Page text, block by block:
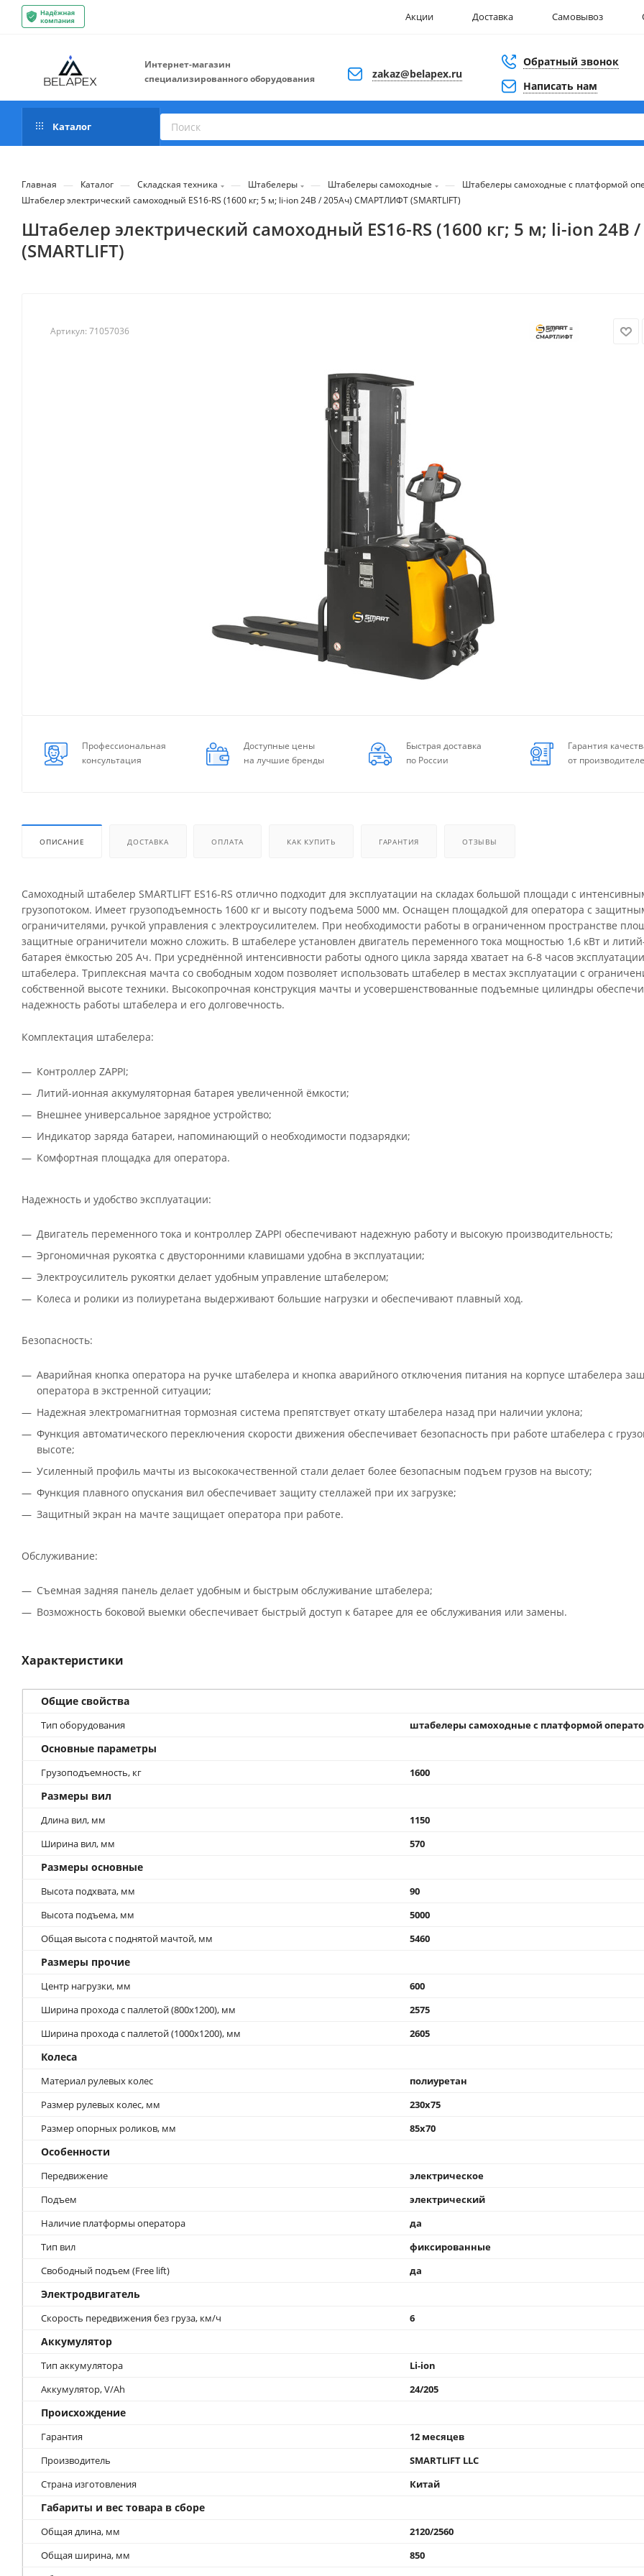
Акции Доставка Самовывоз
Интернет-магазин
специализированного оборудования
zakaz@belapex.ru
Обратный звонок
Написать нам
Каталог
Главная — Каталог — Складская техника — Штабелеры — Штабелеры самоходные —
Штабелеры самоходные с платформой
Штабелер электрический самоходный ES16-RS (1600 кг; 5 м; li-ion 24В / 205Ач) СМАРТЛИФТ (SMARTLIFT)
Штабелер электрический самоходный ES16-RS (1600 кг; 5 м; li-ion
(SMARTLIFT)
Артикул: 71057036
Профессиональная
консультация
Доступные цены
на лучшие бренды
Быстрая доставка
по России
Гарантия
от
ОПИСАНИЕ ДОСТАВКА ОПЛАТА КАК КУПИТЬ ГАРАНТИЯ ОТЗЫВЫ
Самоходный штабелер SMARTLIFT ES16-RS отлично подходит для эксплуатации на складах большой площади с
грузопотоком. Имеет грузоподъемность 1600 кг и высоту подъема 5000 мм. Оснащен площадкой для оператора с
ограничителями, ручкой управления с электроусилителем. При необходимости работы в ограниченном пространстве
защитные ограничители можно сложить. В штабелере установлен двигатель переменного тока мощностью 1,6 кВт и
батарея ёмкостью 205 Ач. При усреднённой интенсивности работы одного цикла заряда хватает на 6-8 часов эксплуатации
штабелера. Триплексная мачта со свободным ходом позволяет использовать штабелер в местах эксплуатации с
собственной высоте техники. Высокопрочная конструкция мачты и усовершенствованные подъемные цилиндры
надежность работы штабелера и его долговечность.
Комплектация штабелера:
Контроллер ZAPPI;
Литий-ионная аккумуляторная батарея увеличенной ёмкости;
Внешнее универсальное зарядное устройство;
Индикатор заряда батареи, напоминающий о необходимости подзарядки;
Комфортная площадка для оператора.
Надежность и удобство эксплуатации:
Двигатель переменного тока и контроллер ZAPPI обеспечивают надежную работу и высокую производительность;
Эргономичная рукоятка с двусторонними клавишами удобна в эксплуатации;
Электроусилитель рукоятки делает удобным управление штабелером;
Колеса и ролики из полиуретана выдерживают большие нагрузки и обеспечивают плавный ход.
Безопасность:
Аварийная кнопка оператора на ручке штабелера и кнопка аварийного отключения питания на корпусе штабелера
оператора в экстренной ситуации;
Надежная электромагнитная тормозная система препятствует откату штабелера назад при наличии уклона;
Функция автоматического переключения скорости движения обеспечивает безопасность при работе штабелера с
высоте;
Усиленный профиль мачты из высококачественной стали делает более безопасным подъем грузов на высоту;
Функция плавного опускания вил обеспечивает защиту стеллажей при их загрузке;
Защитный экран на мачте защищает оператора при работе.
Обслуживание:
Съемная задняя панель делает удобным и быстрым обслуживание штабелера;
Возможность боковой выемки обеспечивает быстрый доступ к батарее для ее обслуживания или замены.
Характеристики
Общие свойства
Тип оборудования штабелеры самоходные с платформой
Основные параметры
Грузоподъемность, кг 1600
Размеры вил
Длина вил, мм
1150
Ширина вил, мм
570
Размеры основные
Высота подхвата, мм
90
Высота подъема, мм
5000
Общая высота с поднятой мачтой, мм
5460
Размеры прочие
Центр нагрузки, мм
600
Ширина прохода с паллетой (800х1200), мм
2575
Ширина прохода с паллетой (1000х1200), мм
2605
Колеса
Материал рулевых колес
полиуретан
Размер рулевых колес, мм
230x75
Размер опорных роликов, мм
85x70
Особенности
Передвижение
электрическое
Подъем
электрический
Наличие платформы оператора
да
Тип вил
фиксированные
Свободный подъем (Free lift)
да
Электродвигатель
Скорость передвижения без груза, км/ч 6
Аккумулятор
Тип аккумулятора
Li-ion
Аккумулятор, V/Ah
24/205
Происхождение
Гарантия
12 месяцев
Производитель
SMARTLIFT LLC
Страна изготовления
Китай
Габариты и вес товара в сборе
Общая длина, мм
2120/2560
Общая ширина, мм
850